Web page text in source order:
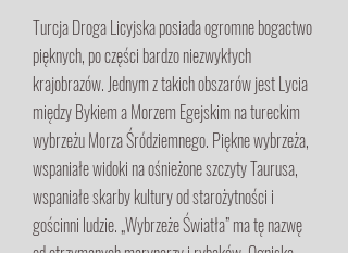
Turcja Droga Licyjska posiada ogromne bogactwo
pięknych, po części bardzo niezwykłych
krajobrazów. Jednym z takich obszarów jest Lycia
między Bykiem a Morzem Egejskim na tureckim
wybrzeżu Morza Śródziemnego. Piękne wybrzeża,
wspaniałe widoki na ośnieżone szczyty Taurusa,
wspaniałe skarby kultury od starożytności i
gościnni ludzie. „Wybrzeże Światła” ma tę nazwę